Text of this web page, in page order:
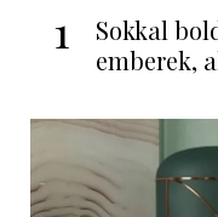
1
Sokkal
emberek,